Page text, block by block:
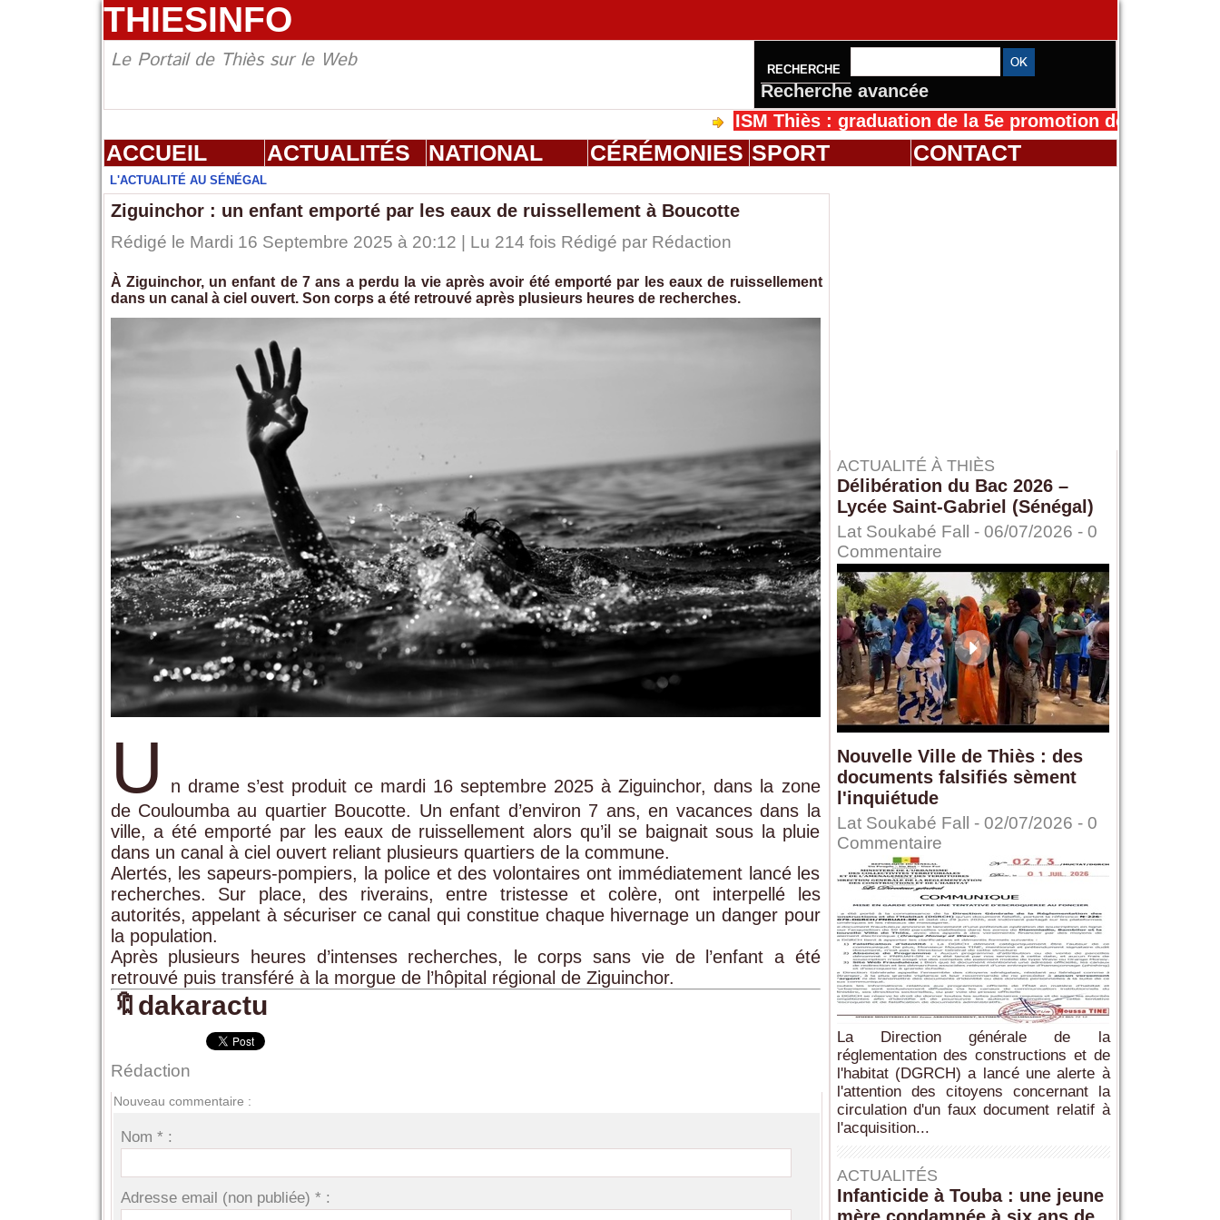
THIESINFO
Le Portail de Thiès sur le Web RECHERCHE
Recherche avancée
ISM Thiès : graduation de la 5e promotion de l’IFMES
ACCUEIL ACTUALITÉS NATIONAL CÉRÉMONIES SPORT CONTACT
L'ACTUALITÉ AU SÉNÉGAL
Ziguinchor : un enfant emporté par les eaux de ruissellement à Boucotte
Rédigé le Mardi 16 Septembre 2025 à 20:12 | Lu 214 fois Rédigé par Rédaction
À Ziguinchor, un enfant de 7 ans a perdu la vie après avoir été emporté par les eaux de ruissellement
dans un canal à ciel ouvert. Son corps a été retrouvé après plusieurs heures de recherches.
U
n drame s’est produit ce mardi 16 septembre 2025 à Ziguinchor, dans la zone
de Couloumba au quartier Boucotte. Un enfant d’environ 7 ans, en vacances dans la
ville, a été emporté par les eaux de ruissellement alors qu’il se baignait sous la pluie
dans un canal à ciel ouvert reliant plusieurs quartiers de la commune.
Alertés, les sapeurs-pompiers, la police et des volontaires ont immédiatement lancé les
recherches. Sur place, des riverains, entre tristesse et colère, ont interpellé les
autorités, appelant à sécuriser ce canal qui constitue chaque hivernage un danger pour
la population.
Après plusieurs heures d’intenses recherches, le corps sans vie de l’enfant a été
retrouvé puis transféré à la morgue de l’hôpital régional de Ziguinchor.
🔖dakaractu
Rédaction
Nouveau commentaire :
Nom * :
Adresse email (non publiée) * :
ACTUALITÉ À THIÈS
Délibération du Bac 2026 –
Lycée Saint-Gabriel (Sénégal)
Lat Soukabé Fall - 06/07/2026 - 0
Commentaire
Nouvelle Ville de Thiès : des
documents falsifiés sèment
l'inquiétude
Lat Soukabé Fall - 02/07/2026 - 0
Commentaire
La Direction générale de la
réglementation des constructions et de
l'habitat (DGRCH) a lancé une alerte à
l'attention des citoyens concernant la
circulation d'un faux document relatif à
l'acquisition...
ACTUALITÉS
Infanticide à Touba : une jeune